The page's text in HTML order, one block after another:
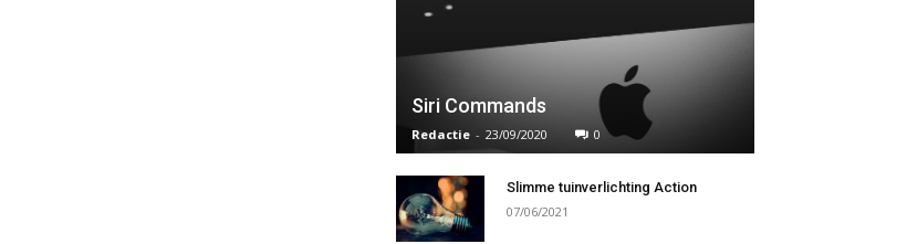
Siri Commands
Redactie - 23/09/2020 0
Slimme tuinverlichting Action
07/06/2021